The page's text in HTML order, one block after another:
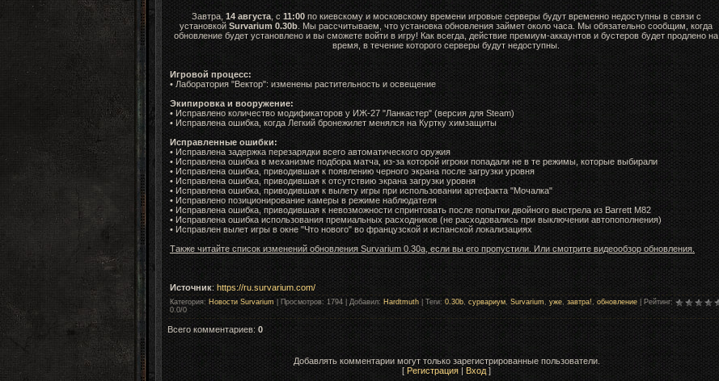
Завтра, 14 августа, с11:00по киевскому и московскому времени игровые серверы будут временно недоступны в связи с
установкой Survarium 0.30b . Мы рассчитываем, что установка обновления займет около часа. Мы обязательно сообщим, когда
обновление будет установлено и вы сможете войти в игру! Как всегда, действие премиум-аккаунтов и бустеров будет продлено на
время, в течение которого серверы будут недоступны.
Игровой процесс:
• Лаборатория "Вектор": изменены растительность и освещение
Экипировка и вооружение:
• Исправлено количество модификаторов у ИЖ-27 "Ланкастер" (версия для Steam)
• Исправлена ошибка, когда Легкий бронежилет менялся на Куртку химзащиты
Исправленные ошибки:
• Исправлена задержка перезарядки всего автоматического оружия
• Исправлена ошибка в механизме подбора матча, из-за которой игроки попадали не в те режимы, которые выбирали
• Исправлена ошибка, приводившая к появлению черного экрана после загрузки уровня
• Исправлена ошибка, приводившая к отсутствию экрана загрузки уровня
• Исправлена ошибка, приводившая к вылету игры при использовании артефакта "Мочалка"
• Исправлено позиционирование камеры в режиме наблюдателя
• Исправлена ошибка, приводившая к невозможности спринтовать после попытки двойного выстрела из Barrett M82
• Исправлена ошибка использования премиальных расходников (не расходовались при выключении автопополнения)
• Исправлен вылет игры в окне "Что нового" во французской и испанской локализациях
Также читайте список изменений обновления Survarium 0.30a, если вы его пропустили. Или смотрите видеообзор обновления.
Источник: https://ru.survarium.com/
Категория: Новости Survarium Просмотров: 1794 | Добавил: Hardtmuth Теги: 0.30b сурвариум , Survarium уже завтра! ,обновление Рейтинг:
0.0/0
Всего комментариев: 0
Добавлять комментарии могут только зарегистрированные пользователи.
[ Регистрация| Вход ]